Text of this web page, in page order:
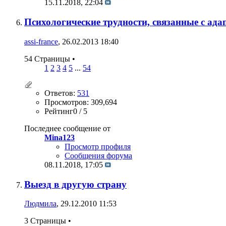
15.11.2018, 22:04
Психологические трудности, связанные с
assi-france, 26.02.2013 18:40
54 Страницы •
1 2 3 4 5 ... 54
Ответов: 531
Просмотров: 309,694
Рейтинг0 / 5
Последнее сообщение от
Mina123
Просмотр профиля
Сообщения форума
08.11.2018, 17:05
Выезд в другую страну
Людмила, 29.12.2010 11:53
3 Страницы •